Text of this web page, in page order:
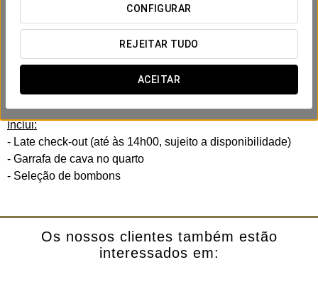
CONFIGURAR
REJEITAR TUDO
ACEITAR
Detalhes para surpreender. Tudo pronto para que só tenham
de se concentrar em desfrutar do amor.
No Crisol Quindós criámos uma experiência romântica
pensada para partilhar com a vossa cara-metade. Momentos
apaixonantes num ambiente acolhedor e cheio de charme.
Inclui:
- Late check-out (até às 14h00, sujeito a disponibilidade)
- Garrafa de cava no quarto
- Seleção de bombons
Os nossos clientes também estão
interessados em: